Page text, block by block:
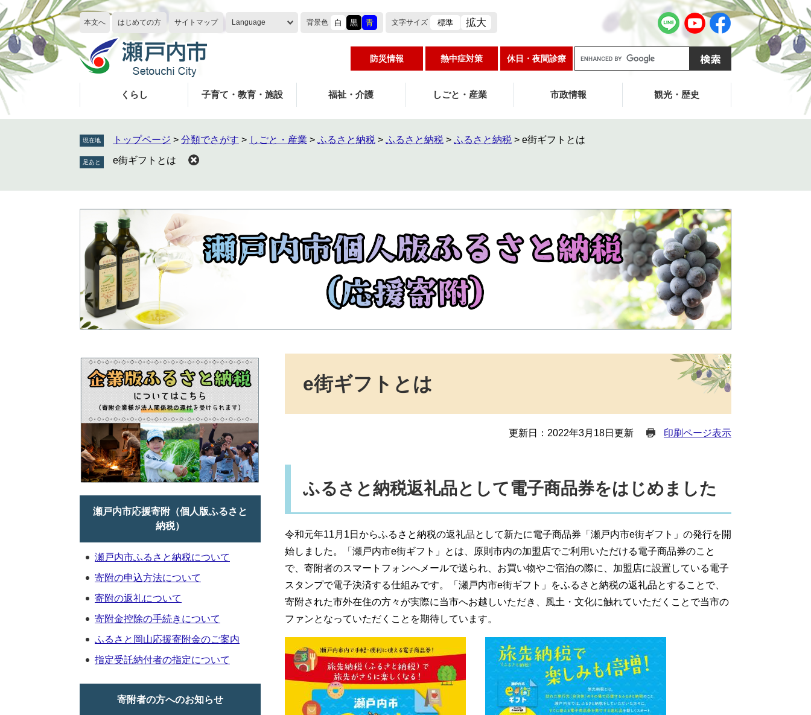
ペ
ー
ジ
の
先
頭
で
す
メ
ニ
ュ
ー
を
飛
ば
し
本文へ はじめての方 サイトマップ Language 背景色 白 黒 青 文字サイズ 標準 拡大
防災情報 熱中症対策 休日・夜間診療
g
e
ス
くらし 子育て・教育・施設 福祉・介護 しごと・産業 市政情報 観光・歴史
現在地 トップページ > 分類でさがす > しごと・産業 > ふるさと納税 > ふるさと納税 > ふるさと納税 > e街ギフトとは
e街ギフトとは
e街ギフトとは
更新日：2022年3月18日更新 印刷ページ表示
ふるさと納税返礼品として電子商品券をはじめました
令和元年11月1日からふるさと納税の返礼品として新たに電子商品券「瀬戸内市e街ギフト」の発行を開
始しました。「瀬戸内市e街ギフト」とは、原則市内の加盟店でご利用いただける電子商品券のこと
で、寄附者のスマートフォンへメールで送られ、お買い物やご宿泊の際に、加盟店に設置している電子
スタンプで電子決済する仕組みです。「瀬戸内市e街ギフト」をふるさと納税の返礼品とすることで、
寄附された市外在住の方々が実際に当市へお越しいただき、風土・文化に触れていただくことで当市の
ファンとなっていただくことを期待しています。
瀬戸内市応援寄附（個人版ふるさと
納税）
瀬戸内市ふるさと納税について
寄附の申込方法について
寄附の返礼について
寄附金控除の手続きについて
ふるさと岡山応援寄附金のご案内
指定受託納付者の指定について
寄附者の方へのお知らせ